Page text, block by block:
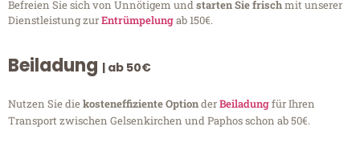
Befreien Sie sich von Unnötigem undstarten Sie frischmit unserer
Dienstleistung zurEntrümpelungab 150€.
Beiladung | ab 50€
Nutzen Sie diekosteneffiziente OptionderBeiladungfür Ihren
Transport zwischen Gelsenkirchen und Paphos schon ab 50€.